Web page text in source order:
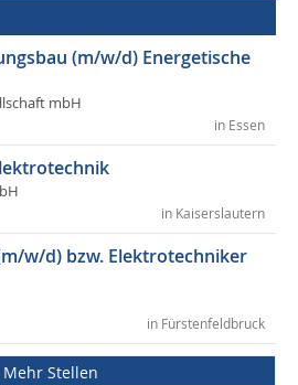
(m/w/d) Energetische
mbH
in Essen
in Kaiserslautern
w/d) bzw. Elektrotechniker
in Fürstenfeldbruck
Mehr Stellen